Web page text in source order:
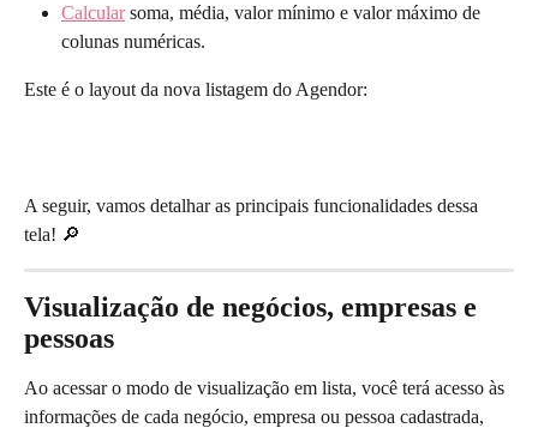
Calcular soma, média, valor mínimo e valor máximo de
colunas numéricas.
Este é o layout da nova listagem do Agendor:
A seguir, vamos detalhar as principais funcionalidades dessa
tela! 🔎
Visualização de negócios, empresas e
pessoas
Ao acessar o modo de visualização em lista, você terá acesso às
informações de cada negócio, empresa ou pessoa cadastrada,